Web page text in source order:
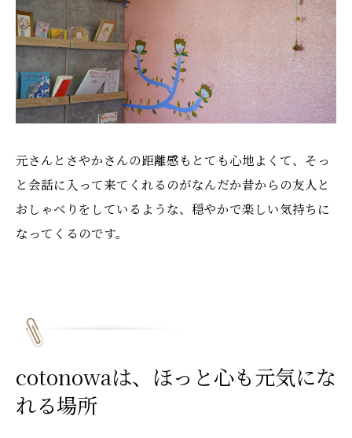
元さんとさやかさんの距離感もとても心地よくて、そっ
と会話に入って来てくれるのがなんだか昔からの友人と
おしゃべりをしているような、穏やかで楽しい気持ちに
なってくるのです。
cotonowaは、ほっと心も元気にな
れる場所